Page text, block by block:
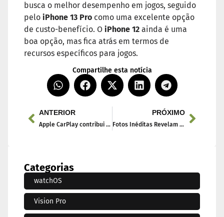
busca o melhor desempenho em jogos, seguido
pelo iPhone 13 Pro como uma excelente opção
de custo-benefício. O iPhone 12 ainda é uma
boa opção, mas fica atrás em termos de
recursos específicos para jogos.
Compartilhe esta notícia
ANTERIOR
Apple CarPlay contribui para maior satisfação dos veículos na última pesquisa.
PRÓXIMO
Fotos Inéditas Revelam o Design do Novo iPhone 16 Pro
Categorias
watchOS
Vision Pro